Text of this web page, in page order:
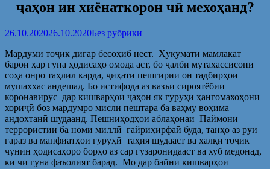
ҷаҳон ин хиёнаткорон чӣ мехоҳанд?
26.10.202026.10.2020Без рубрики
Мардуми тоҷик дигар бесоҳиб нест. Ҳукумати мамлакат
барои ҳар гуна ҳодисаҳо омода аст, бо ҷалби мутахассисони
соҳа онро таҳлил карда, ҷиҳати пешгирии он тадбирҳои
мушаххас андешад. Бо истифода аз вазъи сироятёбии
коронавирус дар кишварҳои ҷаҳон як гуруҳи ҳангомахоҳони
хориҷӣ боз мардумро мисли пештара ба ваҳму воҳима
андохтанӣ шудаанд. Пешниҳодҳои аблаҳонаи Паймони
террористии ба номи миллӣ ғайриҳирфаӣ буда, танҳо аз рӯи
ғараз ва манфиатҳои гуруҳӣ таҳия шудааст ва халқи тоҷик
чунин ҳодисаҳоро борҳо аз сар гузаронидааст ва хуб медонад,
ки чӣ гуна фаъолият барад. Мо дар байни кишварҳои